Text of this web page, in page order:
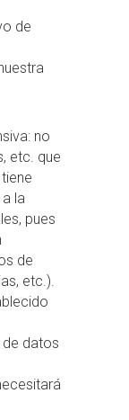
de
no
etc. que
la
pues
de
etc.).
datos